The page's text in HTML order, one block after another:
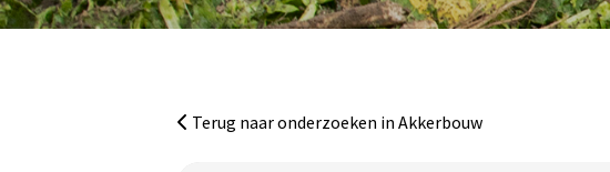
Terug naar onderzoeken in Akkerbouw